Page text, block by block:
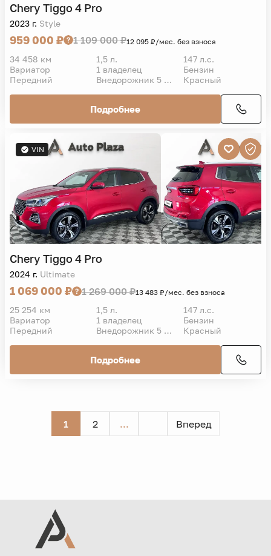
Chery Tiggo 4 Pro
2023 г. Style
959 000 ₽ 1 109 000 ₽12 095 ₽/мес. без взноса
34 458 км 1,5 л.
147 л.с.
Вариатор
1 владелец
Бензин
Передний
Внедорожник 5 дв. Красный
Подробнее
VIN
Chery Tiggo 4 Pro
2024 г. Ultimate
1 069 000 ₽ 1 269 000 ₽13 483 ₽/мес. без взноса
25 254 км 1,5 л.
147 л.с.
Вариатор
1 владелец
Бензин
Передний
Внедорожник 5 дв. Красный
Подробнее
1 2 ... Вперед